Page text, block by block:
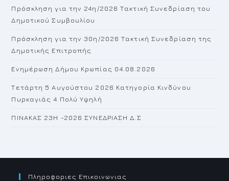
Πρόσκληση για την 24η/2026 Τακτική Συνεδρίαση του
Δημοτικού Συμβουλίου
Πρόσκληση για την 30η/2026 Τακτική Συνεδρίαση της
Δημοτικής Επιτροπής
Ενημέρωση Δήμου Κρωπίας 04.08.2026
Τετάρτη 5 Αυγούστου 2026 Κατηγορία Κινδύνου
Πυρκαγιάς 4 Πολύ Υψηλή
ΠΙΝΑΚΑΣ 23H -2026 ΣΥΝΕΔΡΙΑΣΗ Δ.Σ
Πληροφοριες Επικοινωνιας